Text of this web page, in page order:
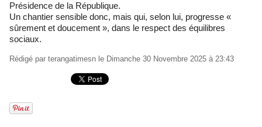
Présidence de la République.
Un chantier sensible donc, mais qui, selon lui, progresse «
sûrement et doucement », dans le respect des équilibres
sociaux.
Rédigé par terangatimesn le Dimanche 30 Novembre 2025 à 23:43